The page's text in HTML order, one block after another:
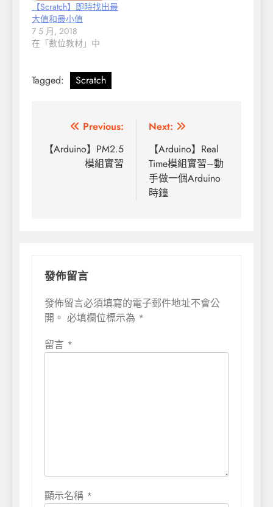
【Scratch】即時找出最
大值和最小值
7 5 月, 2018
在「數位教材」中
Tagged: Scratch
章
Previous:
【Arduino】PM2.5
模組實習
Next:
【Arduino】Real
Time模組實習–動
手做一個Arduino
時鐘
發佈留言
發佈留言必須填寫的電子郵件地址不會公
開。 必填欄位標示為 *
留言 *
顯示名稱 *